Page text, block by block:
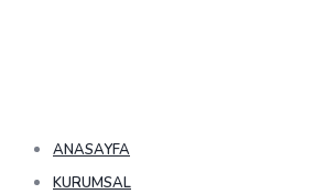
ANASAYFA
KURUMSAL